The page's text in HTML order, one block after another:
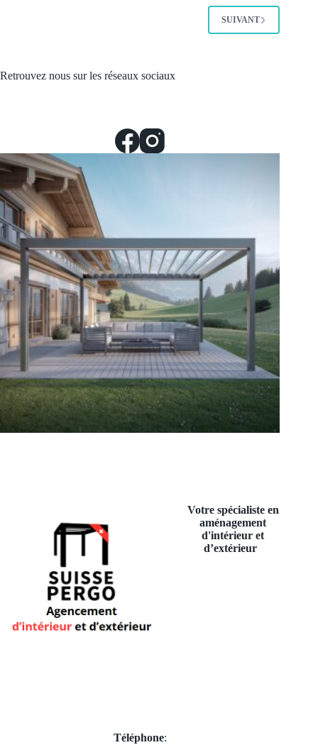
SUIVANT
Retrouvez nous sur les réseaux sociaux
Votre spécialiste en
aménagement
d'intérieur et
d’extérieur
Téléphone: